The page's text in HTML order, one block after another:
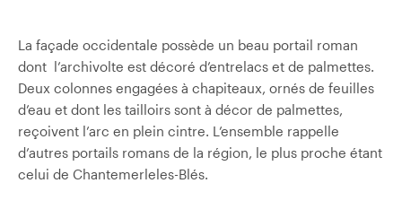
La façade occidentale possède un beau portail roman
dont l’archivolte est décoré d’entrelacs et de palmettes.
Deux colonnes engagées à chapiteaux, ornés de feuilles
d’eau et dont les tailloirs sont à décor de palmettes,
reçoivent l’arc en plein cintre. L’ensemble rappelle
d’autres portails romans de la région, le plus proche étant
celui de Chantemerle­les-Blés.